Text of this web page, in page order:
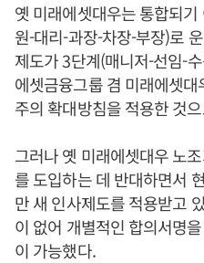
옛 미래에셋대우는 통합되
원-대리-과장-차장-부장)로
제도가 3단계(매니저-선임-
에셋금융그룹 겸 미래에셋
주의 확대방침을 적용한 것
그러나 옛 미래에셋대우 노
를 도입하는 데 반대하면서
만 새 인사제도를 적용받고
이 없어 개별적인 합의서명
이 가능했다.